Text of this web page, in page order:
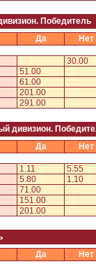
Победитель
Да
Нет
30.00
51.00
61.00
201.00
291.00
дивизион.
Да
Нет
1.11
5.55
5.80
1.10
71.00
151.00
201.00
Да
Нет